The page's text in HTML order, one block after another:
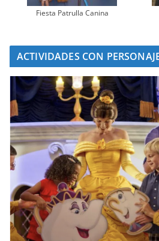
Fiesta Patrulla Canina
ACTIVIDADES CON